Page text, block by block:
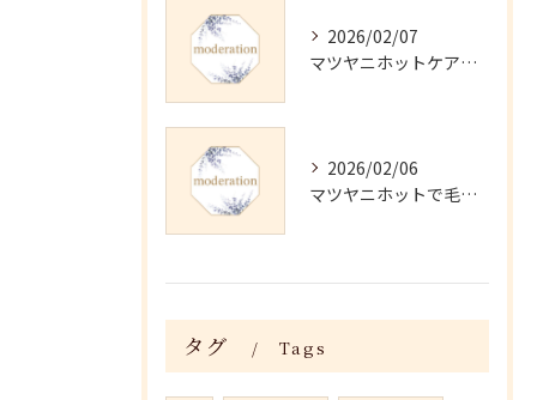
2026/02/07
マツヤニホットケアの正しい使い方と継続法
2026/02/06
マツヤニホットで毛穴・くすみ改善術
タグ Tags